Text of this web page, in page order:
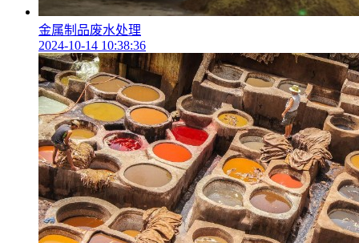
金属制品废水处理
2024-10-14 10:38:36